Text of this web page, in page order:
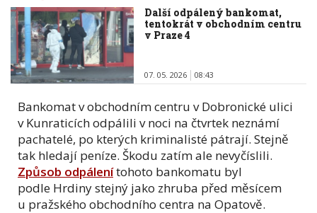
Další odpálený bankomat,
tentokrát v obchodním centru
v Praze 4
07. 05. 2026 08:43
Bankomat v obchodním centru v Dobronické ulici
v Kunraticích odpálili v noci na čtvrtek neznámí
pachatelé, po kterých kriminalisté pátrají. Stejně
tak hledají peníze. Škodu zatím ale nevyčíslili.
Způsob odpálenítohoto bankomatu byl
podle Hrdiny stejný jako zhruba před měsícem
u pražského obchodního centra na Opatově.